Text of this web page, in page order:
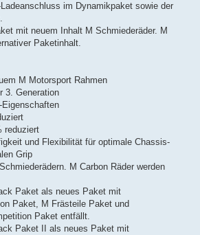
im Dynamikpaket sowie der
mit neuem Inhalt M Schmiederäder. M
Paketinhalt.
M Motorsport Rahmen
3. Generation
reduziert
und Flexibilität für optimale Chassis-
Grip
M Carbon Räder werden
Paket als neues Paket mit
Paket, M Frästeile Paket und
Paket entfällt.
Paket II als neues Paket mit